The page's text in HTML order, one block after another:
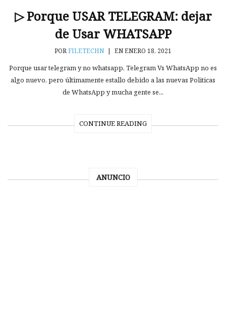
▷ Porque USAR TELEGRAM: dejar
de Usar WHATSAPP
PORFILETECHN | EN ENERO 18, 2021
Porque usar telegram y no whatsapp, Telegram Vs WhatsApp no es
algo nuevo, pero últimamente estallo debido a las nuevas Politicas
de WhatsApp y mucha gente se...
CONTINUE READING
ANUNCIO